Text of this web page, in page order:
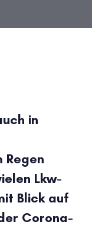
in
Lkw-
Blick auf
Corona-